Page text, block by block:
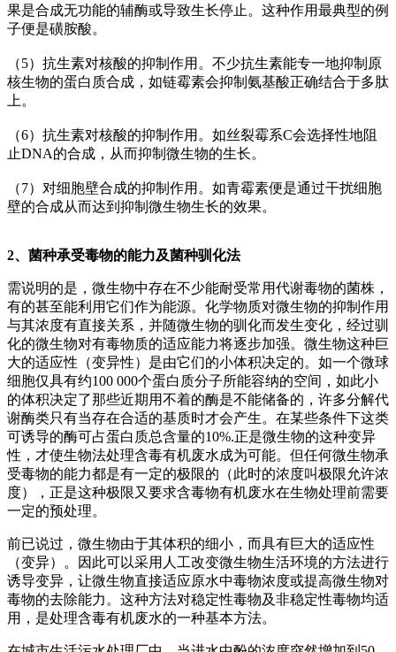
果是合成无功能的辅酶或导致生长停止。这种作用最典型的例
子便是磺胺酸。
（5）抗生素对核酸的抑制作用。不少抗生素能专一地抑制原
核生物的蛋白质合成，如链霉素会抑制氨基酸正确结合于多肽
上。
（6）抗生素对核酸的抑制作用。如丝裂霉系C会选择性地阻
止DNA的合成，从而抑制微生物的生长。
（7）对细胞壁合成的抑制作用。如青霉素便是通过干扰细胞
壁的合成从而达到抑制微生物生长的效果。
2、菌种承受毒物的能力及菌种驯化法
需说明的是，微生物中存在不少能耐受常用代谢毒物的菌株，
有的甚至能利用它们作为能源。化学物质对微生物的抑制作用
与其浓度有直接关系，并随微生物的驯化而发生变化，经过驯
化的微生物对有毒物质的适应能力将逐步加强。微生物这种巨
大的适应性（变异性）是由它们的小体积决定的。如一个微球
细胞仅具有约100 000个蛋白质分子所能容纳的空间，如此小
的体积决定了那些近期用不着的酶是不能储备的，许多分解代
谢酶类只有当存在合适的基质时才会产生。在某些条件下这类
可诱导的酶可占蛋白质总含量的10%.正是微生物的这种变异
性，才使生物法处理含毒有机废水成为可能。但任何微生物承
受毒物的能力都是有一定的极限的（此时的浓度叫极限允许浓
度），正是这种极限又要求含毒物有机废水在生物处理前需要
一定的预处理。
前已说过，微生物由于其体积的细小，而具有巨大的适应性
（变异）。因此可以采用人工改变微生物生活环境的方法进行
诱导变异，让微生物直接适应原水中毒物浓度或提高微生物对
毒物的去除能力。这种方法对稳定性毒物及非稳定性毒物均适
用，是处理含毒有机废水的一种基本方法。